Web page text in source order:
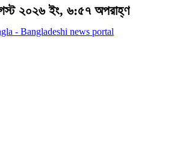
২০২৬ ইং, ৬:৫৭ অপরাহ্ণ
- Bangladeshi news portal